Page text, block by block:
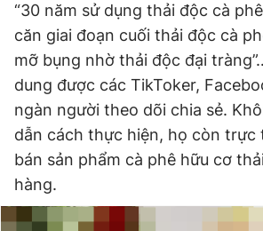
Đọc Thanh Niên trên điện thoại
Theo dõi báo trên
Hotline
0906 645 777 0908 780
“30 năm sử dụng thải độc cà
căn giai đoạn cuối thải độc cà
mỡ bụng nhờ thải độc đại
dung được các TikToker,
ngàn người theo dõi chia sẻ.
dẫn cách thực hiện, họ còn trực
bán sản phẩm cà phê hữu cơ
hàng.